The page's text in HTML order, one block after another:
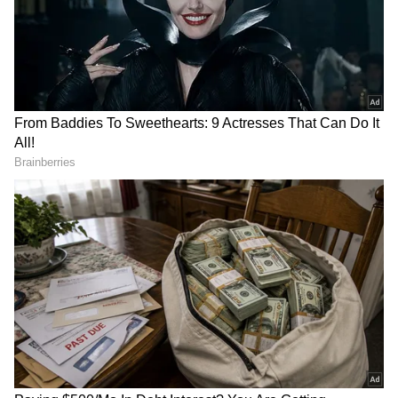
DOWNLOAD APP
ಸ್ಮಾರ್ಟ್‌ಫೋನ್‌ಗಳುಮತ್ತು AI ನಿಂದ ಸೈಬರ್‌ ಭದ್ರತೆ
ಮತ್ತುವಿಜ್ಞಾನದ ಪ್ರಗತಿಯವರೆಗೆ ಇತ್ತೀಚಿನ ಟೆಕ್ನಾಲಜಿ
(Technology News in Kannada) ಬಗ್ಗೆ
ನಿರಂತರವಾದ ಅಪ್‌ಡೇಟ್‌. ಡಿಜಿಟಲ್ ಟ್ರೆಂಡ್‌ಗಳ ಕುರಿತು
ತಜ್ಞರ ಮಾತುಗಳು, ವಿವರವಾದ ಮಾಹಿತಿ ಮತ್ತು ಬ್ರೇಕಿಂಗ್
ನ್ಯೂಸ್‌ ಸಿಗುವ ಏಕೈಕ ತಾಣ ಏಷ್ಯಾನೆಟ್‌ ಸುವರ್ಣ
ನ್ಯೂಸ್‌. ಹೊಸಗ್ಯಾಜೆಟ್‌ರಿಲೀಸ್‌ ಆಯ್ತಾ? ಹೊಸ
ಸ್ಟಾರ್ಟ್‌ಅಪ್‌ಗಳು ಬಂದಿದ್ಯಾ? ಭವಿಷ್ಯವನ್ನು ಬದಲಿಸುವ